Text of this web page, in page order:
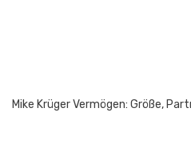
Mike Krüger Vermögen: Größe,